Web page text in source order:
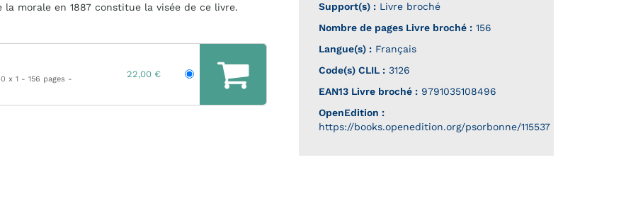
la morale en 1887 constitue la visée de ce livre.
x 1
156 pages
22,00 €
Support(s) : Livre broché
Nombre de pages Livre broché : 156
Langue(s) : Français
Code(s) CLIL : 3126
EAN13 Livre broché : 9791035108496
OpenEdition :
https://books.openedition.org/psorbonne/115537